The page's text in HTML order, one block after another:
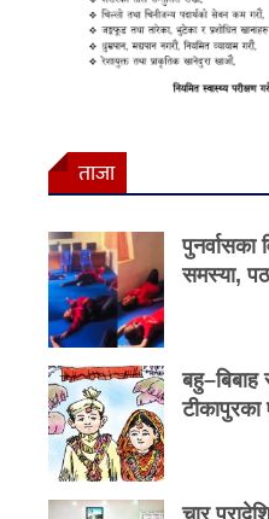
ताजा
पुनर्वासका
समस्या,
बहु–बिबाह
चार